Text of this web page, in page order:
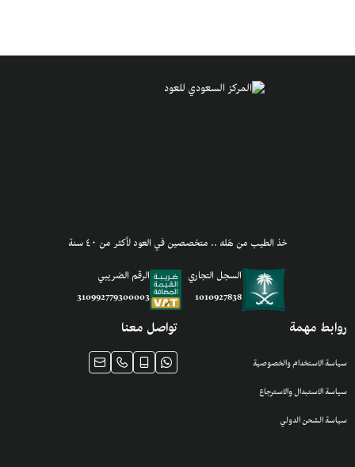
خذ الطيب من هَله .. متخصصين في العود لأكثر من ٤٠ سنة
السجل التجاري
1010927838
الرقم الضريبي
310992779300003
روابط مهمة
سياسة الاستخدام والخصوصية
سياسة الاستبدال والاسترجاع
سياسة الشحن الدولي
تواصل معنا